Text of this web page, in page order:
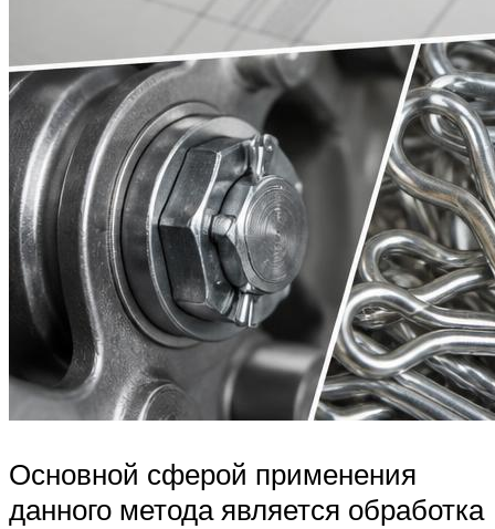
Основной сферой применения
данного метода является обработка